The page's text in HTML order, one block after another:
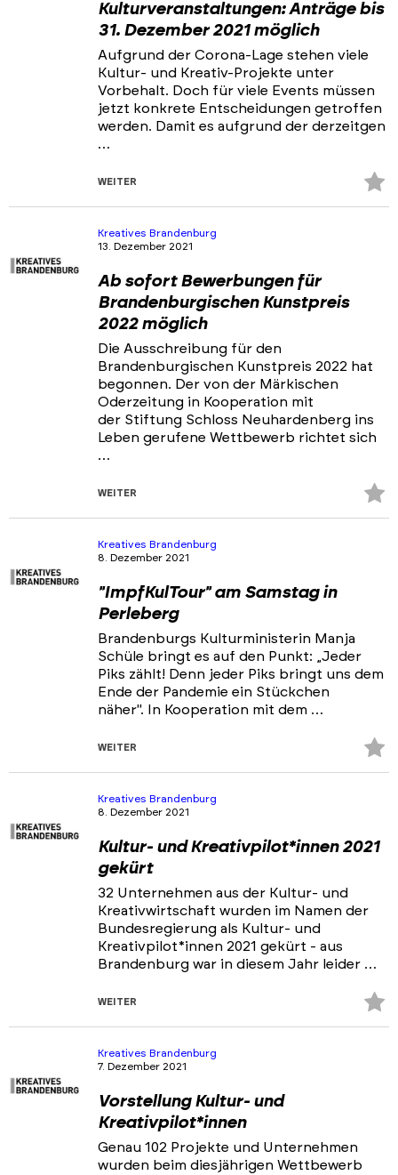
Kulturveranstaltungen: Anträge bis
31. Dezember 2021 möglich
Aufgrund der Corona-Lage stehen viele
Kultur- und Kreativ-Projekte unter
Vorbehalt. Doch für viele Events müssen
jetzt konkrete Entscheidungen getroffen
werden. Damit es aufgrund der derzeitgen
…
WEITER
Kreatives Brandenburg
13. Dezember 2021
Ab sofort Bewerbungen für
Brandenburgischen Kunstpreis
2022 möglich
Die Ausschreibung für den
Brandenburgischen Kunstpreis 2022 hat
begonnen. Der von der Märkischen
Oderzeitung in Kooperation mit
der Stiftung Schloss Neuhardenberg ins
Leben gerufene Wettbewerb richtet sich
…
WEITER
Kreatives Brandenburg
8. Dezember 2021
"ImpfKulTour" am Samstag in
Perleberg
Brandenburgs Kulturministerin Manja
Schüle bringt es auf den Punkt: „Jeder
Piks zählt! Denn jeder Piks bringt uns dem
Ende der Pandemie ein Stückchen
näher". In Kooperation mit dem …
WEITER
Kreatives Brandenburg
8. Dezember 2021
Kultur- und Kreativpilot*innen 2021
gekürt
32 Unternehmen aus der Kultur- und
Kreativwirtschaft wurden im Namen der
Bundesregierung als Kultur- und
Kreativpilot*innen 2021 gekürt - aus
Brandenburg war in diesem Jahr leider …
WEITER
Kreatives Brandenburg
7. Dezember 2021
Vorstellung Kultur- und
Kreativpilot*innen
Genau 102 Projekte und Unternehmen
wurden beim diesjährigen Wettbewerb